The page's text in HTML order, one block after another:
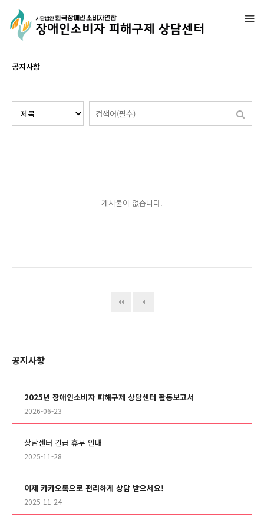
공지사항
게시물이 없습니다.
공지사항
2025년 장애인소비자 피해구제 상담센터 활동보고서
2026-06-23
상담센터 긴급 휴무 안내
2025-11-28
이제 카카오톡으로 편리하게 상담 받으세요!
2025-11-24